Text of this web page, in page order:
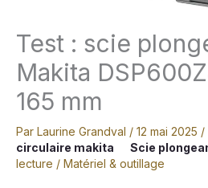
Test : scie
Makita
165 mm
Par Laurine Grandval / 12 mai 2025 /
circulaire makita
Scie
lecture / Matériel & outillage